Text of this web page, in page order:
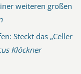
weiteren großen
Steckt das „Celler
Klöckner